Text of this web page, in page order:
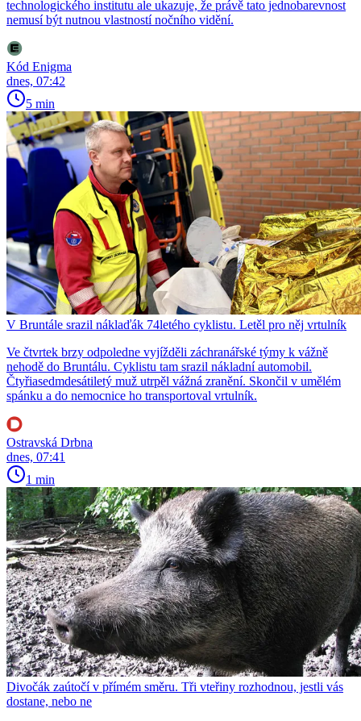
technologického institutu ale ukazuje, že právě tato jednobarevnost
nemusí být nutnou vlastností nočního vidění.
Kód Enigma
dnes, 07:42
5 min
V Bruntále srazil náklaďák 74letého cyklistu. Letěl pro něj vrtulník
Ve čtvrtek brzy odpoledne vyjížděli záchranářské týmy k vážně
nehodě do Bruntálu. Cyklistu tam srazil nákladní automobil.
Čtyřiasedmdesátiletý muž utrpěl vážná zranění. Skončil v umělém
spánku a do nemocnice ho transportoval vrtulník.
Ostravská Drbna
dnes, 07:41
1 min
Divočák zaútočí v přímém směru. Tři vteřiny rozhodnou, jestli vás
dostane, nebo ne